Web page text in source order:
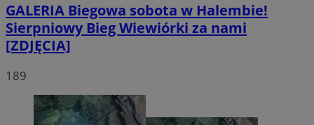
GALERIA Biegowa sobota w Halembie!
Sierpniowy Bieg Wiewiórki za nami
[ZDJĘCIA]
189